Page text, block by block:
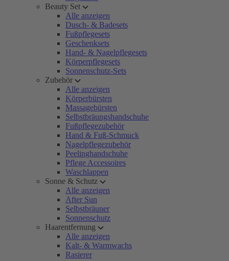
Beauty Set
Alle anzeigen
Dusch- & Badesets
Fußpflegesets
Geschenksets
Hand- & Nagelpflegesets
Körperpflegesets
Sonnenschutz-Sets
Zubehör
Alle anzeigen
Körperbürsten
Massagebürsten
Selbstbräungshandschuhe
Fußpflegezubehör
Hand & Fuß-Schmuck
Nagelpflegezubehör
Peelinghandschuhe
Pflege Accessoires
Waschlappen
Sonne & Schutz
Alle anzeigen
After Sun
Selbstbräuner
Sonnenschutz
Haarentfernung
Alle anzeigen
Kalt- & Warmwachs
Rasierer